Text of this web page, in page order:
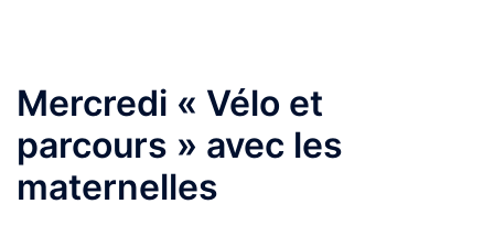
Mercredi « Vélo et
parcours » avec les
maternelles